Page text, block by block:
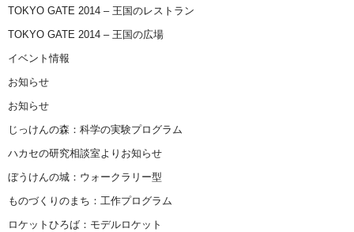
TOKYO GATE 2014 – 王国のレストラン
TOKYO GATE 2014 – 王国の広場
イベント情報
お知らせ
お知らせ
じっけんの森：科学の実験プログラム
ハカセの研究相談室よりお知らせ
ぼうけんの城：ウォークラリー型
ものづくりのまち：工作プログラム
ロケットひろば：モデルロケット